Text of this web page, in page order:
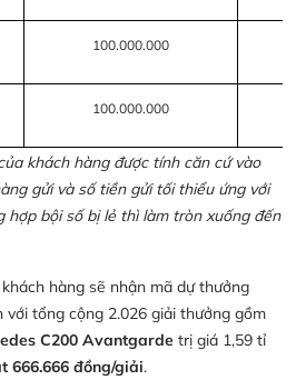
100.000.000
100.000.000
khách hàng được tính căn cứ vào
gửi và số tiền gửi tối thiểu ứng với
hợp bội số bị lẻ thì làm tròn xuống đến
hàng sẽ nhận mã dự thưởng
tổng cộng 2.026 giải thưởng gồm
C200 Avantgarde trị giá 1,59 tỉ
666.666 đồng/giải.